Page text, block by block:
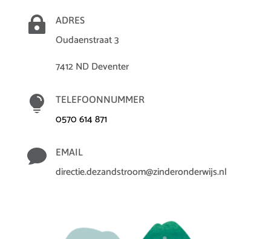
 ADRES
Oudaenstraat 3
7412 ND Deventer
 TELEFOONNUMMER
0570 614 871
 EMAIL
directie.dezandstroom@zinderonderwijs.nl